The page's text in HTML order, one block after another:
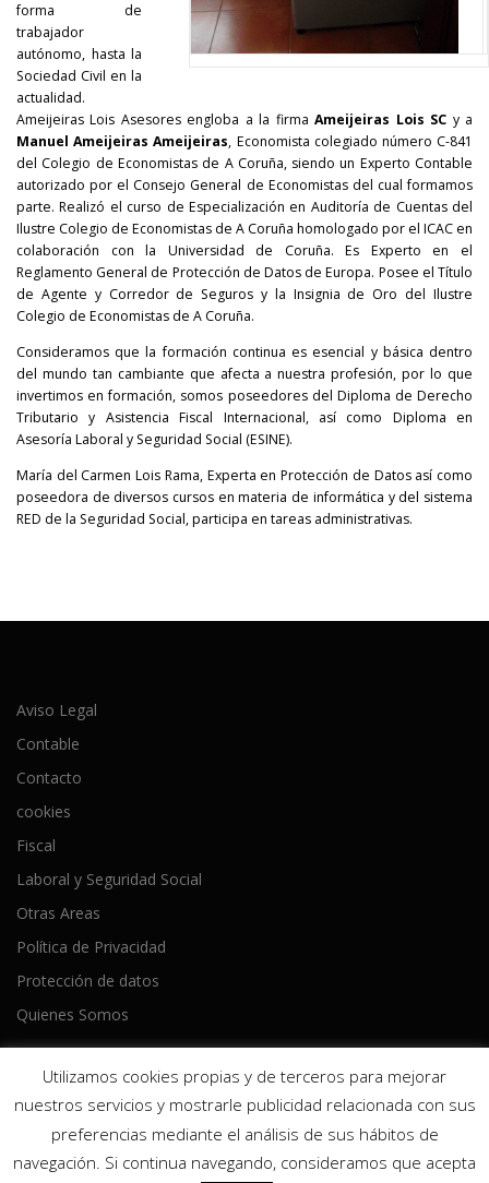
forma de
trabajador
autónomo, hasta la
Sociedad Civil en la
actualidad.
Ameijeiras Lois Asesores engloba a la firmaAmeijeiras Lois SC y a
Manuel Ameijeiras Ameijeiras, Economista colegiado número C-841
del Colegio de Economistas de A Coruña, siendo un Experto Contable
autorizado por el Consejo General de Economistas del cual formamos
parte. Realizó el curso de Especialización en Auditoría de Cuentas del
Ilustre Colegio de Economistas de A Coruña homologado por el ICAC en
colaboración con la Universidad de Coruña. Es Experto en el
Reglamento General de Protección de Datos de Europa. Posee el Título
de Agente y Corredor de Seguros y la Insignia de Oro del Ilustre
Colegio de Economistas de A Coruña.
Consideramos que la formación continua es esencial y básica dentro
del mundo tan cambiante que afecta a nuestra profesión, por lo que
invertimos en formación, somos poseedores del Diploma de Derecho
Tributario y Asistencia Fiscal Internacional, así como Diploma en
Asesoría Laboral y Seguridad Social (ESINE).
María del Carmen Lois Rama, Experta en Protección de Datos así como
poseedora de diversos cursos en materia de informática y del sistema
RED de la Seguridad Social, participa en tareas administrativas.
Aviso Legal
Contable
Contacto
cookies
Fiscal
Laboral y Seguridad Social
Otras Areas
Política de Privacidad
Protección de datos
Quienes Somos
Copyright © 2026 Ameijeiras Lois Asesores
OnePress
hecho por FameThemes
Utilizamos cookies propias y de terceros para mejorar
nuestros servicios y mostrarle publicidad relacionada con sus
preferencias mediante el análisis de sus hábitos de
navegación. Si continua navegando, consideramos que acepta